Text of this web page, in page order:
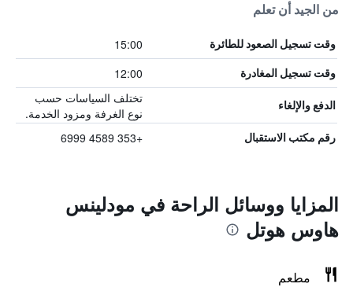
من الجيد أن تعلم
وقت تسجيل الصعود للطائرة 15:00
وقت تسجيل المغادرة 12:00
الدفع والإلغاء
تختلف السياسات حسب
نوع الغرفة ومزود الخدمة.
رقم مكتب الاستقبال +353 4589 6999
المزايا ووسائل الراحة في مودلينس
هاوس هوتل
مطعم